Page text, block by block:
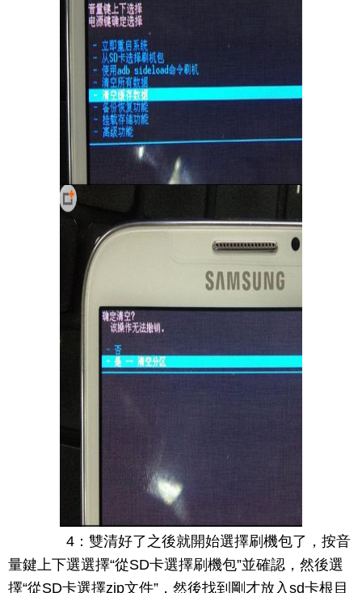
4：雙清好了之後就開始選擇刷機包了，按音
量鍵上下選選擇“從SD卡選擇刷機包”並確認，然後選
擇“從SD卡選擇zip文件”，然後找到剛才放入sd卡根目